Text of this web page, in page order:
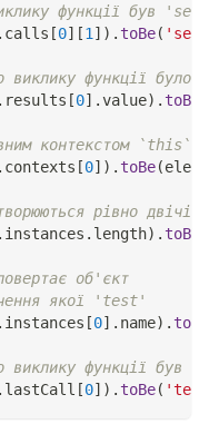
функції був
. calls [0] [1 ] ) . toBe(
виклику функції
. results [0] .value) . toBe
контекстом
. contexts [0] ) . toBe(
рівно двічі
. instances . length) . toBe
об'єкт
якої 'test'
. instances [0] . name) . toBe
виклику функції був
. lastCall [0] ) . toBe(